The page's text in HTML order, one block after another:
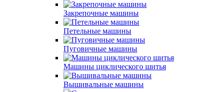
Закрепочные машины
Петельные машины
Пуговичные машины
Машины циклического шитья
Вышивальные машины